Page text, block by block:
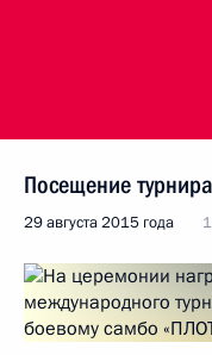
Посещение
29 августа 2015 года